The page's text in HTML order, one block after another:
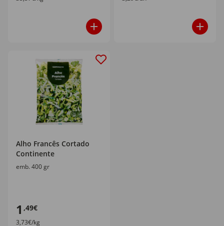
Alho Francês Cortado
Continente
emb. 400 gr
1 ,49€
3,73€/kg